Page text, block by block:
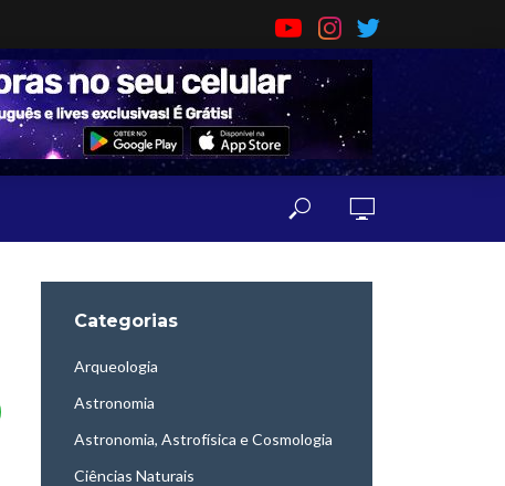
Categorias
Arqueologia
Astronomia
Astronomia, Astrofísica e Cosmologia
Ciências Naturais